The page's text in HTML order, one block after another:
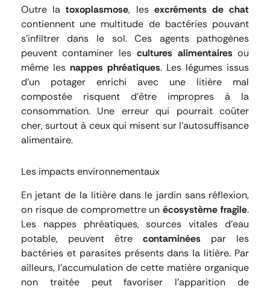
Outre latoxoplasmose, les excréments de chat
contiennent une multitude de bactéries pouvant
s’infiltrer dans le sol. Ces agents pathogènes
peuvent contaminer les cultures alimentaires ou
même les nappes phréatiques. Les légumes issus
d’un potager enrichi avec une litière mal
compostée risquent d’être impropres à la
consommation. Une erreur qui pourrait coûter
cher, surtout à ceux qui misent sur l’autosuffisance
alimentaire.
Les impacts environnementaux
En jetant de la litière dans le jardin sans réflexion,
on risque de compromettre unécosystème fragile.
Les nappes phréatiques, sources vitales d’eau
potable, peuvent êtrecontaminées par les
bactéries et parasites présents dans la litière. Par
ailleurs, l’accumulation de cette matière organique
non traitée peut favoriser l’apparition de